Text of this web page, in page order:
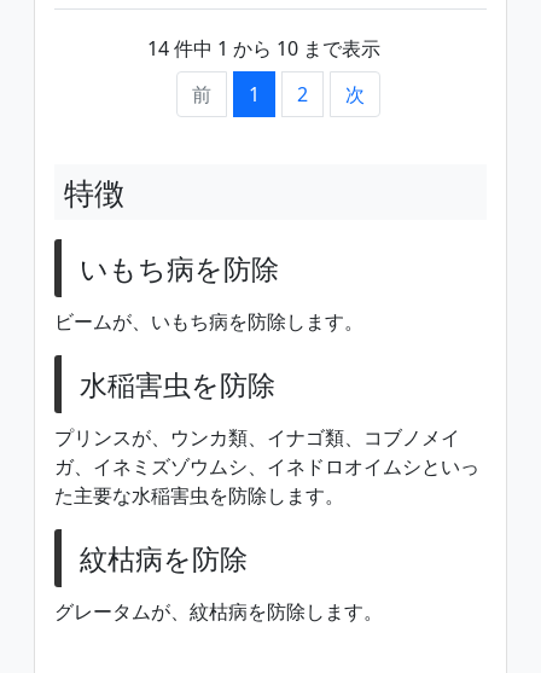
14 件中 1 から 10 まで表示
前
1 2 次
特徴
いもち病を防除
ビームが、いもち病を防除します。
水稲害虫を防除
プリンスが、ウンカ類、イナゴ類、コブノメイ
ガ、イネミズゾウムシ、イネドロオイムシといっ
た主要な水稲害虫を防除します。
紋枯病を防除
グレータムが、紋枯病を防除します。